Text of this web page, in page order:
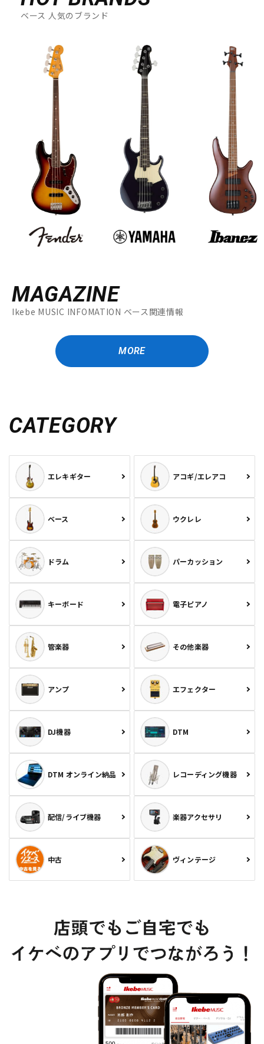
ベース 人気のブランド
MAGAZINE
Ikebe MUSIC INFOMATION ベース関連情報
MORE
CATEGORY
エレキギター アコギ/エレアコ
ベース ウクレレ
ドラム パーカッション
キーボード 電子ピアノ
管楽器 その他楽器
アンプ エフェクター
DJ機器 DTM
DTM オンライン納品 レコーディング機器
配信/ライブ機器 楽器アクセサリ
中古 ヴィンテージ